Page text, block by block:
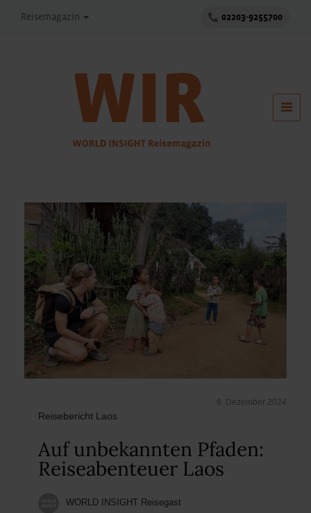
Reisemagazin 02203-9255700
Reisebericht Laos
6. Dezember 2024
Auf unbekannten Pfaden:
Reiseabenteuer Laos
WORLD INSIGHT Reisegast